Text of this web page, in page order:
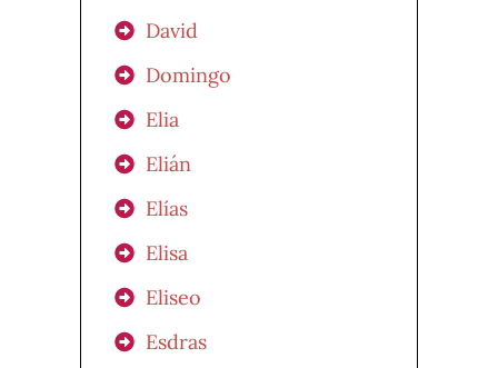
David
Domingo
Elia
Elián
Elías
Elisa
Eliseo
Esdras